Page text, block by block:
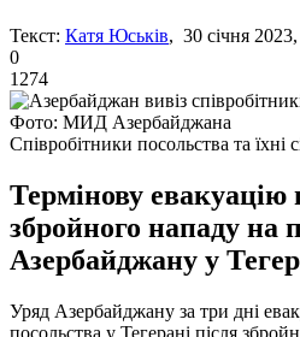
Текст: Катя Юськів, 30 січня
0
1274
Фото: МИД Азербайджана
Співробітники посольства та їхні
Термінову евакуацію
збройного нападу на
Азербайджану у
Уряд Азербайджану за три дні
посольства у Тегерані після